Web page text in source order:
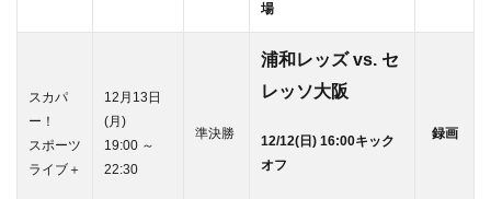
場
スカパ
ー！
スポーツ
ライブ＋
12月13日
(月)
19:00 ～
22:30
準決勝
浦和レッズ vs. セ
レッソ大阪
12/12(日) 16:00キック
オフ
録画